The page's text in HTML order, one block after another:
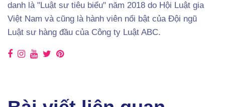
danh là "Luật sư tiêu biểu" năm 2018 do Hội Luật gia
Việt Nam và cũng là hành viên nổi bật của Đội ngũ
Luật sư hàng đầu của Công ty Luật ABC.